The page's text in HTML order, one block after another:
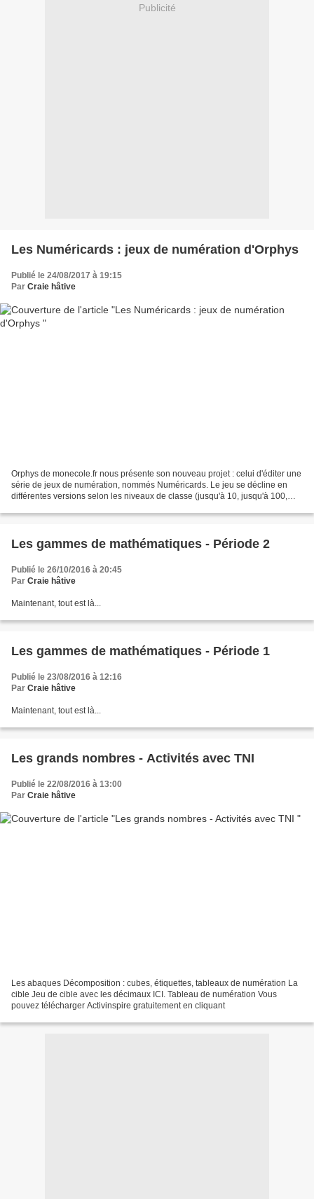
Publicité
Les Numéricards : jeux de numération d'Orphys
Publié le 24/08/2017 à 19:15
Par Craie hâtive
Orphys de monecole.fr nous présente son nouveau projet : celui d'éditer une
série de jeux de numération, nommés Numéricards. Le jeu se décline en
différentes versions selon les niveaux de classe (jusqu'à 10, jusqu'à 100,
Les gammes de mathématiques - Période 2
Publié le 26/10/2016 à 20:45
Par Craie hâtive
Maintenant, tout est là...
Les gammes de mathématiques - Période 1
Publié le 23/08/2016 à 12:16
Par Craie hâtive
Maintenant, tout est là...
Les grands nombres - Activités avec TNI
Publié le 22/08/2016 à 13:00
Par Craie hâtive
Les abaques Décomposition : cubes, étiquettes, tableaux de numération La
cible Jeu de cible avec les décimaux ICI. Tableau de numération Vous
pouvez télécharger Activinspire gratuitement en cliquant